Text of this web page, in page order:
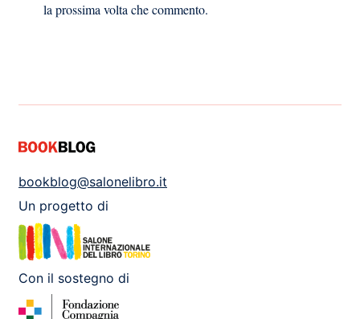
la prossima volta che commento.
bookblog@salonelibro.it
Un progetto di
Con il sostegno di